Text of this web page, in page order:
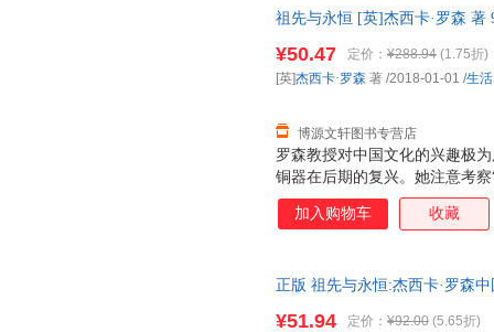
祖先与永恒 [英]杰西卡·罗森 著
罗森教授对中国文化的兴趣极
铜器在后期的复兴。她注意考
理论在探讨青铜器发展方面卓
于上古玉器在后期的保存及重
（从商代至汉代）整体墓葬形
¥50.47 定价： ¥288.94 (1.75折)
博源文轩图书专营店
[英]杰西卡·罗森 著 /2018-01-01 /生
加入购物车 收藏
正版 祖先与永恒:杰西卡·罗森中
¥51.94 定价： ¥92.00 (5.65折)